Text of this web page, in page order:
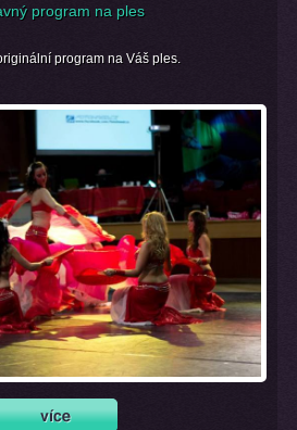
program na ples
program na Váš ples.